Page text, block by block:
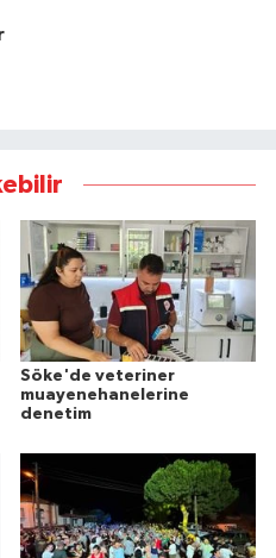
Söke'de veteriner
muayenehanelerine
denetim